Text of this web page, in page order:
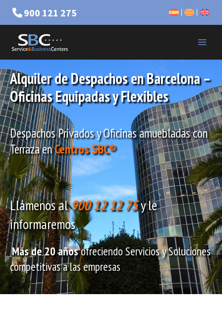
900 121 275
Alquiler de Despachos enBarcelona –
Oficinas Equipadas y Flexibles
Despachos Privados y Oficinas amuebladas con
Terraza enCentros SBC®
Llámenos al900 12 12 75y le
informaremos
Más de 20 añosofreciendo Servicios y Soluciones
competitivas a las empresas